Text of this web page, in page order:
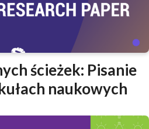
ścieżek: Pisanie
naukowych